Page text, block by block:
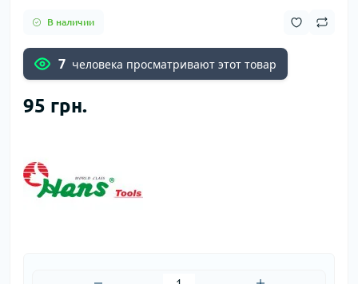
В наличии
7 человека просматривают этот товар
95 грн.